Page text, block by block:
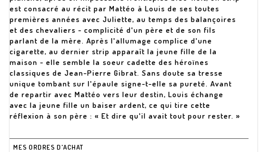
est consacré au récit par Mattéo à Louis de ses toutes
premières années avec Juliette, au temps des balançoires
et des chevaliers - complicité d'un père et de son fils
parlant de la mère. Après l'allumage complice d'une
cigarette, au dernier strip apparaît la jeune fille de la
maison - elle semble la soeur cadette des héroïnes
classiques de Jean-Pierre Gibrat. Sans doute sa tresse
unique tombant sur l'épaule signe-t-elle sa pureté. Avant
de repartir avec Mattéo vers leur destin, Louis échange
avec la jeune fille un baiser ardent, ce qui tire cette
réflexion à son père : « Et dire qu'il avait tout pour rester. »
MES ORDRES D'ACHAT